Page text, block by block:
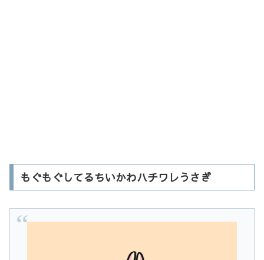
もぐもぐしてるちいかわハチワレうさぎ